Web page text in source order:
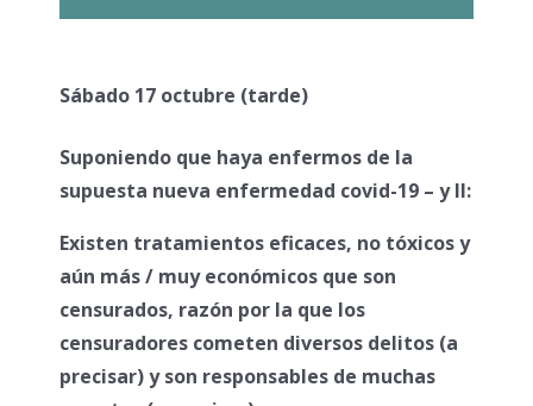
Sábado 17 octubre (tarde)
Suponiendo que haya enfermos de la
supuesta nueva enfermedad covid-19 – y II:
Existen tratamientos eficaces, no tóxicos y
aún más / muy económicos que son
censurados, razón por la que los
censuradores cometen diversos delitos (a
precisar) y son responsables de muchas